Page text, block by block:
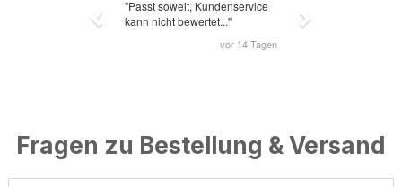
Fragen zu Bestellung & Versand